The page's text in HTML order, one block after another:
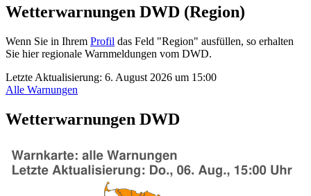
Wetterwarnungen DWD (Region)
Wenn Sie in Ihrem Profil das Feld "Region" ausfüllen, so erhalten
Sie hier regionale Warnmeldungen vom DWD.
Letzte Aktualisierung: 6. August 2026 um 15:00
Alle Warnungen
Wetterwarnungen DWD